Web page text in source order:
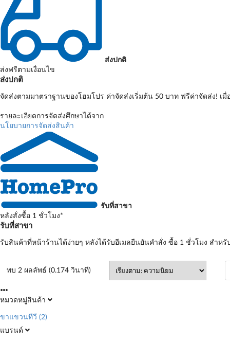
ส่งปกติ
ส่งฟรีตามเงื่อนไข
ส่งปกติ
จัดส่งตามมาตราฐานของโฮมโปร ค่าจัดส่งเริ่มต้น 50 บาท ฟรีค่าจัดส่ง! เ
รายละเอียดการจัดส่งศึกษาได้จาก
นโยบายการจัดส่งสินค้า
รับที่สาขา
หลังสั่งซื้อ 1 ชั่วโมง*
รับที่สาขา
รับสินค้าที่หน้าร้านได้ง่ายๆ หลังได้รับอีเมลยืนยันคำสั่ง ซื้อ 1 ชั่วโมง สำห
พบ 2 ผลลัพธ์ (0.174 วินาที)
หมวดหมู่สินค้า
ขาแขวนทีวี (2)
แบรนด์